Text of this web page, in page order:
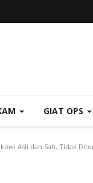
GIAT OPS
Asli dan Sah, Tidak